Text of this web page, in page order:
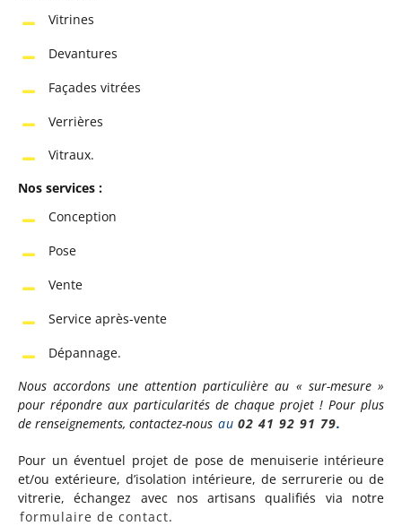
Vitrines
Devantures
Façades vitrées
Verrières
Vitraux.
Nos services :
Conception
Pose
Vente
Service après-vente
Dépannage.
Nous accordons une attention particulière au « sur-mesure »
pour répondre aux particularités de chaque projet ! Pour plus
de renseignements, contactez-nous au 02 41 92 91 79.
Pour un éventuel projet de pose de menuiserie intérieure
et/ou extérieure, d’isolation intérieure, de serrurerie ou de
vitrerie, échangez avec nos artisans qualifiés via notre
formulaire de contact.